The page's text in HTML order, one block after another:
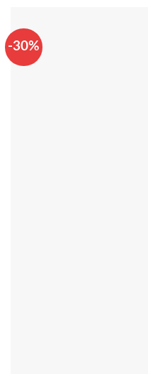
-30%